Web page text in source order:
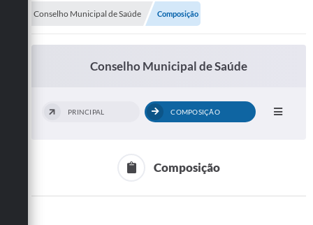
A Nossa Cidade
Conselho Municipal de Saúde Composição
Conselho Municipal de Saúde
PRINCIPAL COMPOSIÇÃO
Composição